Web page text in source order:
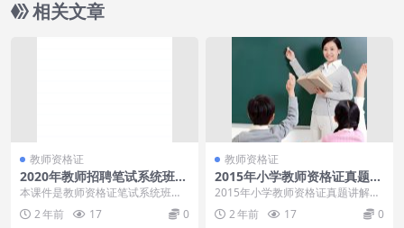
相关文章
教师资格证
2020年教师招聘笔试系统班
（全国班）理论精讲图书大礼
本课件是教师资格证笔试系统班理
论精讲课程，里面包含了很多真题
讲义，可以根据自己的...
2 年前 17 0
教师资格证
2015年小学教师资格证真题讲
解视频下载
2015年小学教师资格证真题讲解视
频下载[百度云网盘] 内容如下：
1、教师招聘...
2 年前 17 0